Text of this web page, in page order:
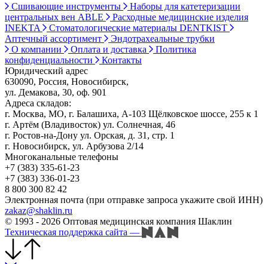
Сшивающие инструменты
Наборы для катетеризации
центральных вен ABLE
Расходные медицинские изделия
INEKTA
Стоматологические материалы DENTKIST
Аптечный ассортимент
Эндотрахеальные трубки
О компании
Оплата и доставка
Политика
конфиденциальности
Контакты
Юридический адрес
630090, Россия, Новосибирск,
ул. Демакова, 30, оф. 901
Адреса складов:
г. Москва, МО, г. Балашиха, А-103 Щёлковское шоссе, 255 к 1
г. Артём (Владивосток) ул. Солнечная, 46
г. Ростов-на-Дону ул. Орская, д. 31, стр. 1
г. Новосибирск, ул. Арбузова 2/14
Многоканальные телефоны
+7 (383) 335-61-23
+7 (383) 336-01-23
8 800 300 82 42
Электронная почта (при отправке запроса укажите свой ИНН)
zakaz@shaklin.ru
© 1993 - 2026 Оптовая медицинская компания Шаклин
Техническая поддержка сайта —